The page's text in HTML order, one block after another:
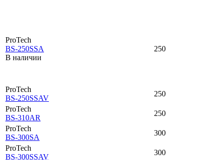
ProTech
BS-250SSA
В наличии
250
ProTech
BS-250SSAV
250
ProTech
BS-310AR
250
ProTech
BS-300SA
300
ProTech
BS-300SSAV
300